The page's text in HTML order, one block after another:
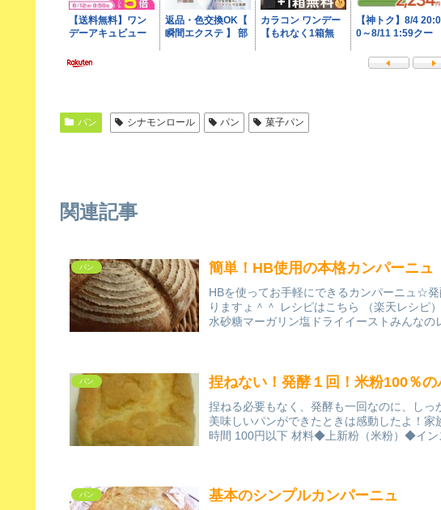
パン シナモンロール パン 菓子パン
関連記事
パン 簡単！HB使用の本格カンパーニュ
HBを使ってお手軽にできるカンパーニュ☆
りますょ＾＾ レシピはこちら （楽天レシピ
水砂糖マーガリン塩ドライイーストみんなの
パン 捏ねない！発酵１回！米粉100％
捏ねる必要もなく、発酵も一回なのに、し
美味しいパンができたときは感動したよ！
時間 100円以下 材料◆上新粉（米粉）◆イン
パン 基本のシンプルカンパーニュ